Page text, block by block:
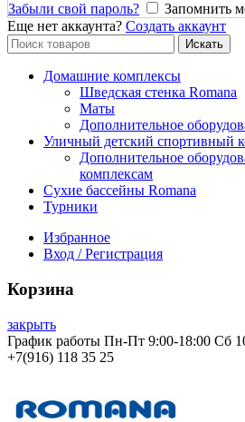
Забыли свой пароль?
Запомнить
Еще нет аккаунта? Создать аккаунт
Search
for:
Искать
Домашние комплексы
Шведская стенка Romana
Маты
Дополнительное
Уличный детский спортивный
Дополнительное
комплексам
Сухие бассейны Romana
Турники
Избранное
Вход / Регистрация
Корзина
закрыть
График работы Пн-Пт 9:00-18:00 Сб
+7(916) 118 35 25
Контакты